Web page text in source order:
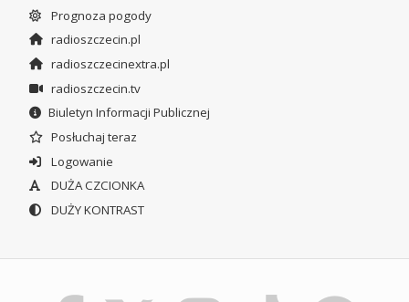
Prognoza pogody
radioszczecin.pl
radioszczecinextra.pl
radioszczecin.tv
Biuletyn Informacji Publicznej
Posłuchaj teraz
Logowanie
DUŻA CZCIONKA
DUŻY KONTRAST